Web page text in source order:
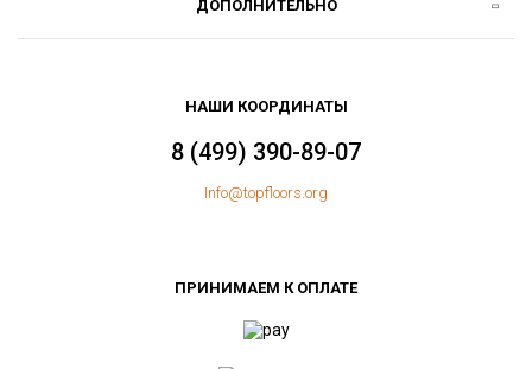
ДОПОЛНИТЕЛЬНО
НАШИ КООРДИНАТЫ
8 (499) 390-89-07
Info@topfloors.org
ПРИНИМАЕМ К ОПЛАТЕ